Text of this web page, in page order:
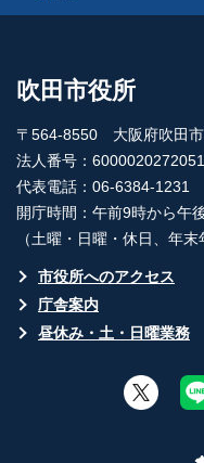
吹田市役所
〒564-8550 大阪府吹田
法人番号：6000020272051
代表電話：06-6384-1231
開庁時間：午前9時から午
（土曜・日曜・休日、年末
市役所へのアクセス
庁舎案内
昼休み・土・日曜業務